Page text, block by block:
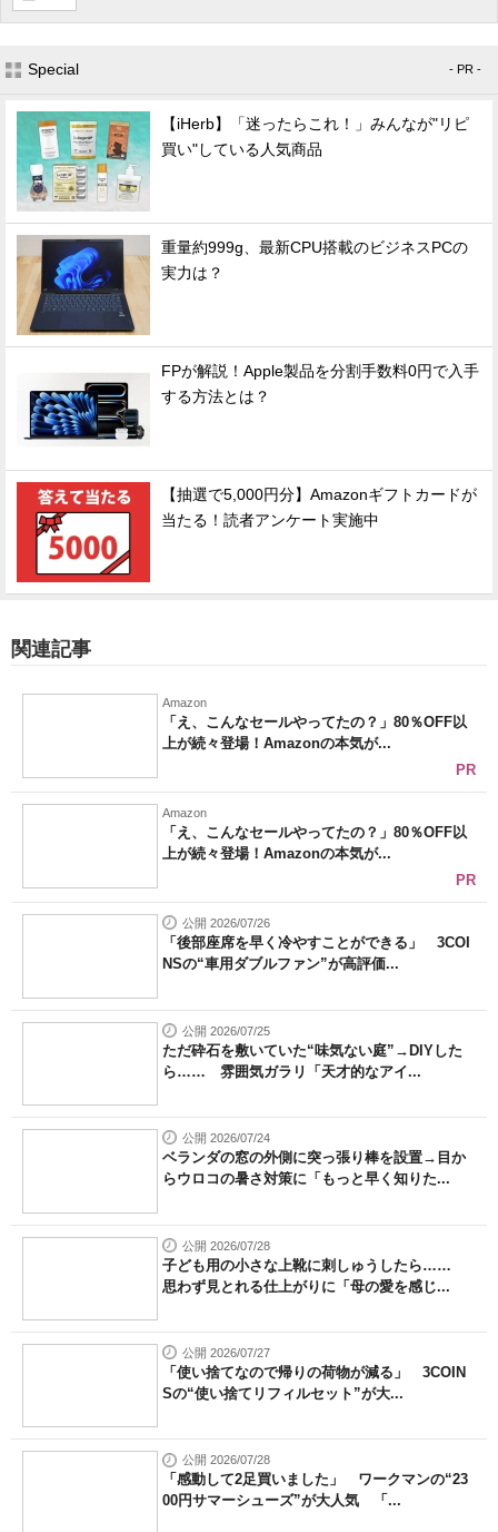
Special - PR -
【iHerb】「迷ったらこれ！」みんなが"リピ
買い"している人気商品
重量約999g、最新CPU搭載のビジネスPCの
実力は？
FPが解説！Apple製品を分割手数料0円で入手
する方法とは？
【抽選で5,000円分】Amazonギフトカードが
当たる！読者アンケート実施中
関連記事
Amazon
「え、こんなセールやってたの？」80％OFF以
上が続々登場！Amazonの本気が...
PR
Amazon
「え、こんなセールやってたの？」80％OFF以
上が続々登場！Amazonの本気が...
PR
公開 2026/07/26
「後部座席を早く冷やすことができる」 3COI
NSの“車用ダブルファン”が高評価...
公開 2026/07/25
ただ砕石を敷いていた“味気ない庭”→DIYした
ら…… 雰囲気ガラリ「天才的なアイ...
公開 2026/07/24
ベランダの窓の外側に突っ張り棒を設置→目か
らウロコの暑さ対策に「もっと早く知りた...
公開 2026/07/28
子ども用の小さな上靴に刺しゅうしたら……
思わず見とれる仕上がりに「母の愛を感じ...
公開 2026/07/27
「使い捨てなので帰りの荷物が減る」 3COIN
Sの“使い捨てリフィルセット”が大...
公開 2026/07/28
「感動して2足買いました」 ワークマンの“23
00円サマーシューズ”が大人気 「...